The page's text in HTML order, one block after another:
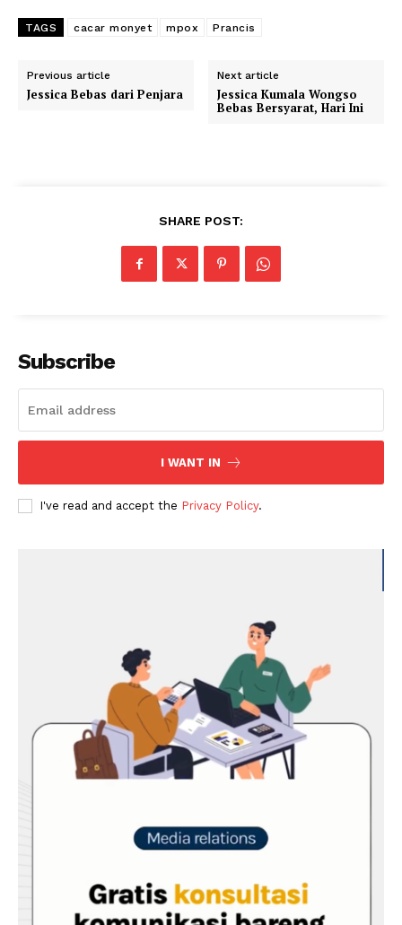
TAGS cacar monyet mpox Prancis
Previous article
Jessica Bebas dari Penjara
Next article
Jessica Kumala Wongso
Bebas Bersyarat, Hari Ini
SHARE POST:
Subscribe
I WANT IN
I've read and accept the Privacy Policy.